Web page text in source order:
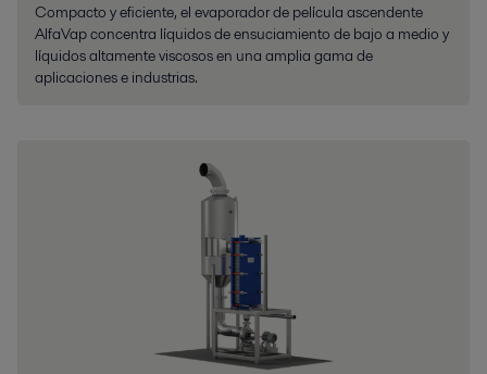
Compacto y eficiente, el evaporador de película ascendente
AlfaVap concentra líquidos de ensuciamiento de bajo a medio y
líquidos altamente viscosos en una amplia gama de
aplicaciones e industrias.